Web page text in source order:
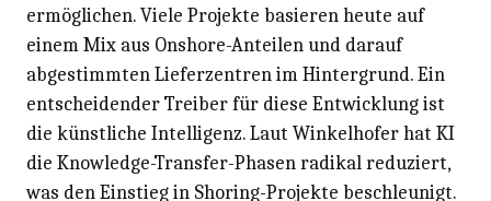
ermöglichen. Viele Projekte basieren heute auf
einem Mix aus Onshore-Anteilen und darauf
abgestimmten Lieferzentren im Hintergrund. Ein
entscheidender Treiber für diese Entwicklung ist
die künstliche Intelligenz. Laut Winkelhofer hat KI
die Knowledge-Transfer-Phasen radikal reduziert,
was den Einstieg in Shoring-Projekte beschleunigt.